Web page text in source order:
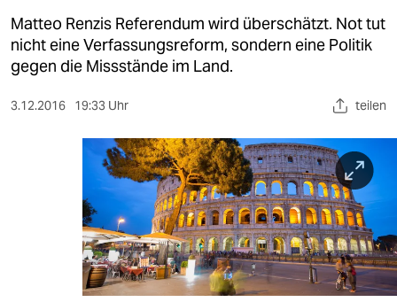
gesellschaft
kultur
wahrheit
Matteo Renzis Referendum wird überschätzt. Not tut
nicht eine Verfassungsreform, sondern eine Politik
gegen die Missstände im Land.
3.12.2016 19:33 Uhr teilen